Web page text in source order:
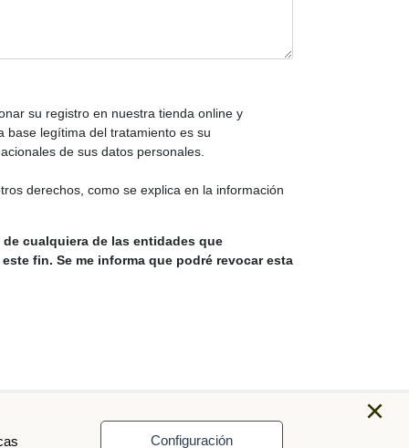
×
Configuración
su registro en nuestra tienda online y
base legítima del tratamiento es su
de sus datos personales.
derechos, como se explica en la información
cualquiera de las entidades que
fin. Se me informa que podré revocar esta